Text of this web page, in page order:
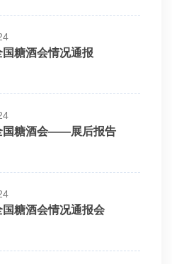
糖酒会情况通报
国糖酒会——展后报告
糖酒会情况通报会